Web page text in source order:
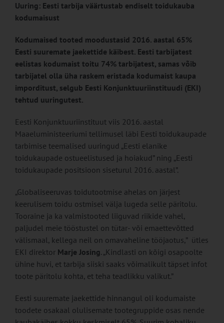
Uuring: Eesti tarbija väärtustab endiselt toidukauba
kodumaisust
Kodumaised tooted moodustasid 2016. aastal 65%
Eesti suuremate jaekettide käibest. Eesti tarbijatest
eelistas kodumaist toitu 74% tarbijatest, samas võib
tarbijatel olla üha raskem eristada kodumaist kaupa
imporditust, selgub Eesti Konjunktuuriinstituudi (EKI)
tehtud uuringutest.
Eesti Konjunktuuriinstituut viis 2016. aastal
Maaeluministeeriumi tellimusel läbi Eesti toidukaupade
tarbimise teemalised uuringud „Eesti elanike
toidukaupade ostueelistused ja hoiakud” ning „Eesti
toidukaupade positsioon siseturul 2016. aastal”.
„Globaliseeruvas toidutootmise ahelas on järjest
keerulisem toidu ostmisel välja lugeda selle päritolu.
Tooraine ja ka valmistooted liiguvad riikide vahel,
paljudel meie tööstustel on tütar- või emaettevõtted
välismaal, kellega neil on omavaheline tööjaotus,” ütles
EKI direktor Marje Josing. „Kindlasti on kõigi osapoolte
ühine huvi, et tarbija siiski saaks võimalikult täpset infot
toote päritolu kohta, et teha teadlikku valikut.”
Eesti suuremate jaekettide hinnangul oli kodumaiste
toodete osakaal olulisemate tootegruppide osas nende